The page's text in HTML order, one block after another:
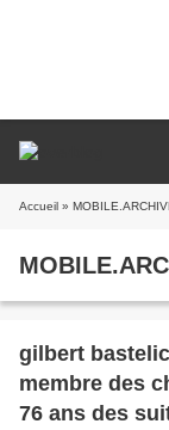
Accueil »
gilbert
membre des
76 ans des